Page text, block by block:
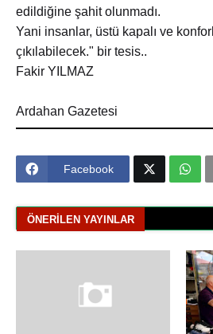
edildiğine şahit olunmadı.
Yani insanlar, üstü kapalı ve
çıkılabilecek." bir tesis..
Fakir YILMAZ
Ardahan Gazetesi
Facebook
ÖNERILEN YAYINLAR